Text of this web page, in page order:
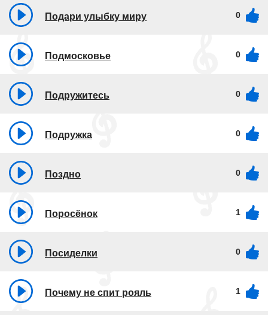
Подари улыбку миру 0
Подмосковье 0
Подружитесь 0
Подружка 0
Поздно 0
Поросёнок 1
Посиделки 0
Почему не спит рояль 1